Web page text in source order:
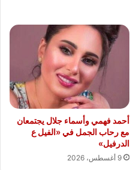
أحمد فهمي وأسماء جلال يجتمعان
مع رحاب الجمل في «الفيل ع
الدرفيل»
9 أغسطس، 2026